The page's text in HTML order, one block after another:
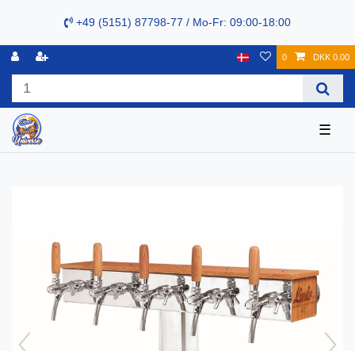
+49 (5151) 87798-77 / Mo-Fr: 09:00-18:00
0 DKK 0.00
☰